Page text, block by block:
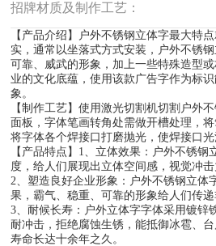
招牌材质及制作工艺：
【产品介绍】户外不锈钢立体字最大特
实，通常以坐落式方式安装，户外不锈
可靠、威武的形象，加上一些特殊造型
业的文化底蕴，使用该款广告字作为标
象。
【制作工艺】使用激光切割机切割户外
面板，字体笔画转角处需做开槽处理，
将字体各个焊接口打磨抛光，使焊接口光
【产品特点】1、立体效果：户外不锈
度，给人们展现出立体空间感，视觉冲击
2、塑造良好企业形象：户外不锈钢立体
果，霸气、稳重、可靠的形象给人们传递
3、耐候长寿：户外立体字字体采用镀锌
耐冲击，拒绝腐蚀生锈，能抵御冰雹、
寿命长达十余年之久。